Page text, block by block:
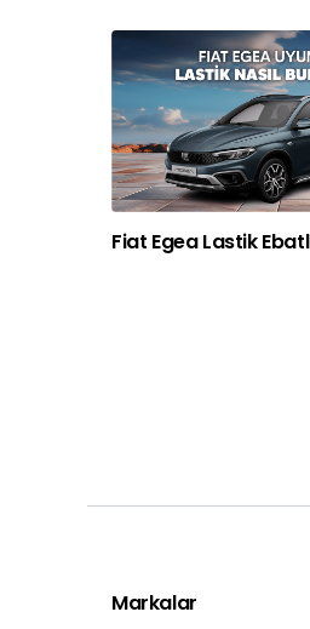
Fiat Egea Lastik
Markalar